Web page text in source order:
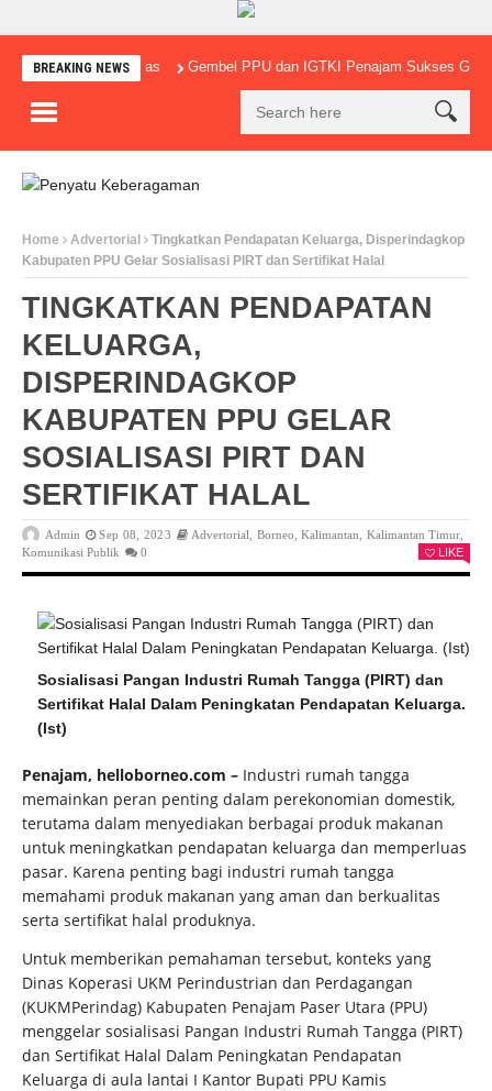
BREAKING NEWS Gembel PPU dan IGTKI Penajam Sukses Gelar
Home Advertorial
Tingkatkan Pendapatan Keluarga, Disperindagkop
Kabupaten PPU Gelar Sosialisasi PIRT dan Sertifikat Halal
TINGKATKAN PENDAPATAN
KELUARGA,
DISPERINDAGKOP
KABUPATEN PPU GELAR
SOSIALISASI PIRT DAN
SERTIFIKAT HALAL
Admin Sep 08, 2023 Advertorial Borneo ,Kalimantan ,Kalimantan Timur
Komunikasi Publik
0 LIKE
Sosialisasi Pangan Industri Rumah Tangga (PIRT) dan
Sertifikat Halal Dalam Peningkatan Pendapatan Keluarga.
(Ist)
Penajam, helloborneo.com – Industri rumah tangga
memainkan peran penting dalam perekonomian domestik,
terutama dalam menyediakan berbagai produk makanan
untuk meningkatkan pendapatan keluarga dan memperluas
pasar. Karena penting bagi industri rumah tangga
memahami produk makanan yang aman dan berkualitas
serta sertifikat halal produknya.
Untuk memberikan pemahaman tersebut, konteks yang
Dinas Koperasi UKM Perindustrian dan Perdagangan
(KUKMPerindag) Kabupaten Penajam Paser Utara (PPU)
menggelar sosialisasi Pangan Industri Rumah Tangga (PIRT)
dan Sertifikat Halal Dalam Peningkatan Pendapatan
Keluarga di aula lantai I Kantor Bupati PPU Kamis